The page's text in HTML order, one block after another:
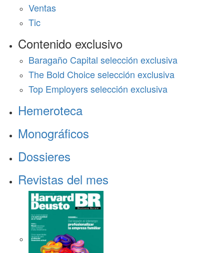
Ventas
Tic
Contenido exclusivo
Baragaño Capital selección exclusiva
The Bold Choice selección exclusiva
Top Employers selección exclusiva
Hemeroteca
Monográficos
Dossieres
Revistas del mes